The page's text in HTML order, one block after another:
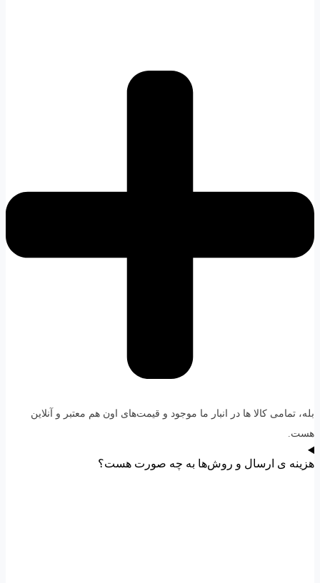
بله، تمامی کالا ها در انبار ما موجود و قیمت‌های اون هم معتبر و آنلاین
هست.
هزینه ی ارسال و روش‌ها به چه صورت هست؟